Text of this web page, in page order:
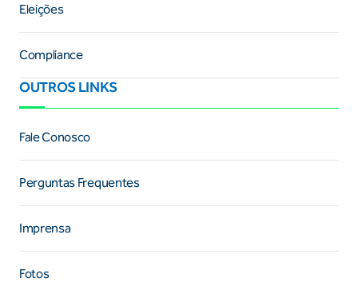
Eleições
Compliance
OUTROS LINKS
Fale Conosco
Perguntas Frequentes
Imprensa
Fotos